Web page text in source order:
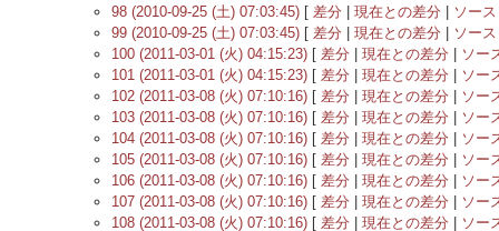
98 (2010-09-25 (土) 07:03:45) [ 差分 現在との差分 ソース
99 (2010-09-25 (土) 07:03:45) [ 差分 現在との差分 ソース
100 (2011-03-01 (火) 04:15:23) [ 差分 現在との差分 ソー
101 (2011-03-01 (火) 04:15:23) [ 差分 現在との差分 ソー
102 (2011-03-08 (火) 07:10:16) [ 差分 現在との差分 ソー
103 (2011-03-08 (火) 07:10:16) [ 差分 現在との差分 ソー
104 (2011-03-08 (火) 07:10:16) [ 差分 現在との差分 ソー
105 (2011-03-08 (火) 07:10:16) [ 差分 現在との差分 ソー
106 (2011-03-08 (火) 07:10:16) [ 差分 現在との差分 ソー
107 (2011-03-08 (火) 07:10:16) [ 差分 現在との差分 ソー
108 (2011-03-08 (火) 07:10:16) [ 差分 現在との差分 ソー